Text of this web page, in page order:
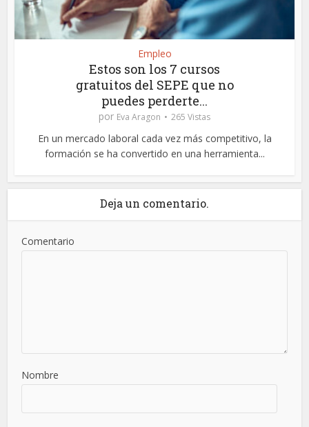
Empleo
Estos son los 7 cursos
gratuitos del SEPE que no
puedes perderte...
por Eva Aragon 265 Vistas
En un mercado laboral cada vez más competitivo, la
formación se ha convertido en una herramienta...
Deja un comentario.
Comentario
Nombre